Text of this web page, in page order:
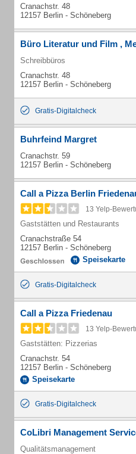
Cranachstr. 48
12157 Berlin - Schöneberg
Büro Literatur und Film ,
Schreibbüros
Cranachstr. 48
12157 Berlin - Schöneberg
Gratis-Digitalcheck
Buhrfeind Margret
Cranachstr. 59
12157 Berlin - Schöneberg
Call a Pizza Berlin
13 Yelp-
Gaststätten und Restaurants
Cranachstraße 54
12157 Berlin - Schöneberg
Speisekarte
Gratis-Digitalcheck
Call a Pizza Friedenau
13 Yelp-
Gaststätten: Pizzerias
Cranachstr. 54
12157 Berlin - Schöneberg
Speisekarte
Gratis-Digitalcheck
CoLibri Management
Qualitätsmanagement